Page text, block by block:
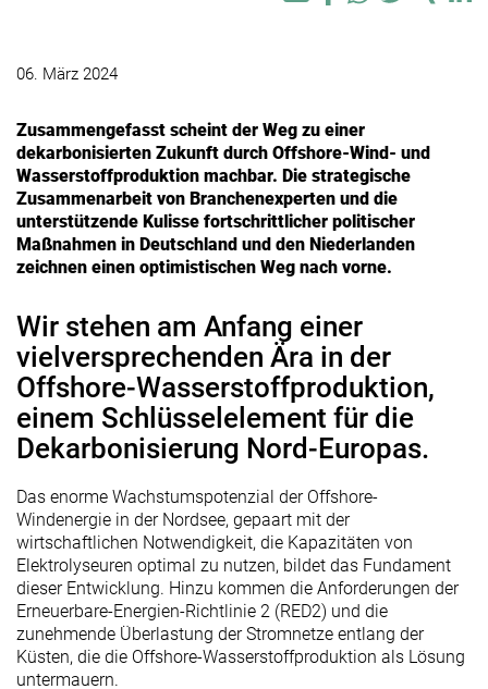
06. März 2024
Zusammengefasst scheint der Weg zu einer
dekarbonisierten Zukunft durch Offshore-Wind- und
Wasserstoffproduktion machbar. Die strategische
Zusammenarbeit von Branchenexperten und die
unterstützende Kulisse fortschrittlicher politischer
Maßnahmen in Deutschland und den Niederlanden
zeichnen einen optimistischen Weg nach vorne.
Wir stehen am Anfang einer
vielversprechenden Ära in der
Offshore-Wasserstoffproduktion,
einem Schlüsselelement für die
Dekarbonisierung Nord-Europas.
Das enorme Wachstumspotenzial der Offshore-
Windenergie in der Nordsee, gepaart mit der
wirtschaftlichen Notwendigkeit, die Kapazitäten von
Elektrolyseuren optimal zu nutzen, bildet das Fundament
dieser Entwicklung. Hinzu kommen die Anforderungen der
Erneuerbare-Energien-Richtlinie 2 (RED2) und die
zunehmende Überlastung der Stromnetze entlang der
Küsten, die die Offshore-Wasserstoffproduktion als Lösung
untermauern.